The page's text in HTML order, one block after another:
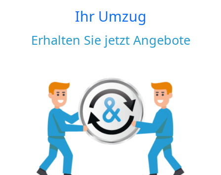
Ihr Umzug
Erhalten Sie jetzt Angebote